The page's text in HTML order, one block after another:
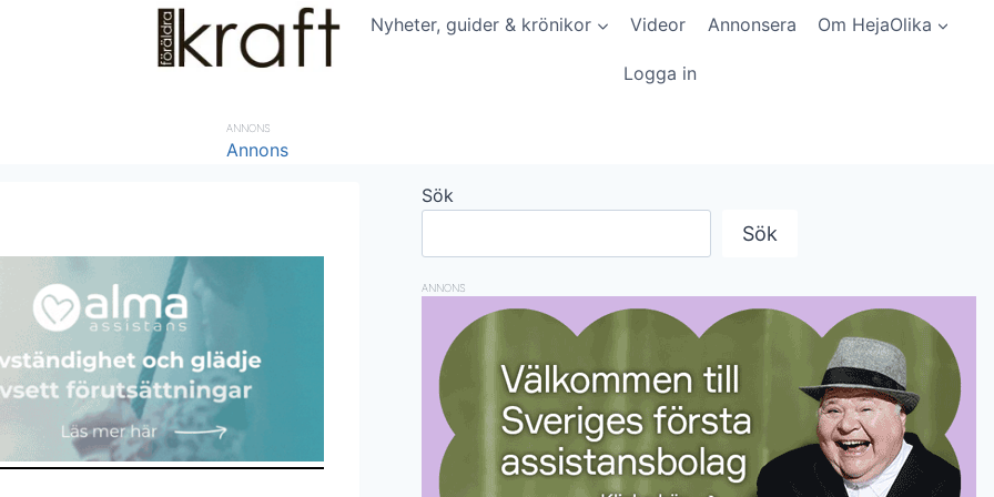
Nyheter, guider & krönikor Videor Annonsera Om HejaOlika
Logga in
ANNONS
Sök
Sök
ANNONS